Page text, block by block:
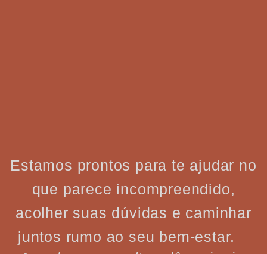
Estamos prontos para te ajudar no
que parece incompreendido,
acolher suas dúvidas e caminhar
juntos rumo ao seu bem-estar.